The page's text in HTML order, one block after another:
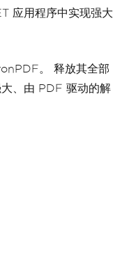
应用程序中实现强大
。 释放其全部
、由 PDF 驱动的解